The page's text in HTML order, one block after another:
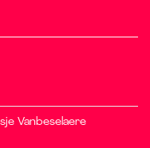
Vanbeselaere